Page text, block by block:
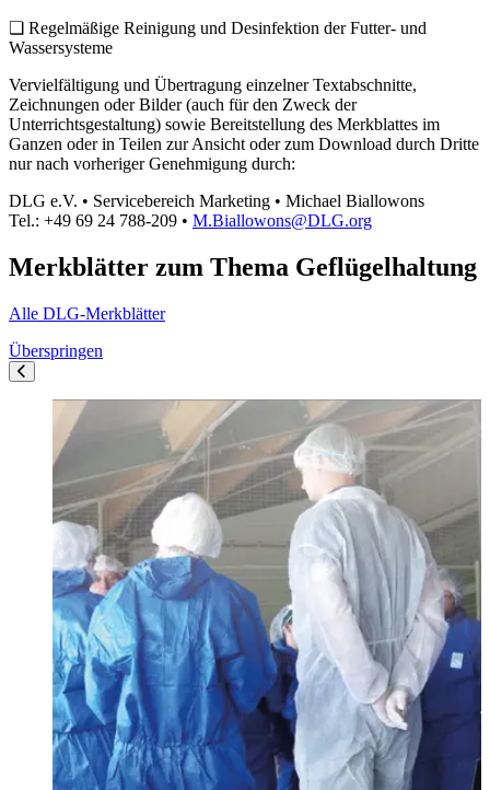
❏ Regelmäßige Reinigung und Desinfektion der Futter- und
Wassersysteme
Vervielfältigung und Übertragung einzelner Textabschnitte,
Zeichnungen oder Bilder (auch für den Zweck der
Unterrichtsgestaltung) sowie Bereitstellung des Merkblattes im
Ganzen oder in Teilen zur Ansicht oder zum Download durch Dritte
nur nach vorheriger Genehmigung durch:
DLG e.V. • Servicebereich Marketing • Michael Biallowons
Tel.: +49 69 24 788-209 • M.Biallowons@DLG.org
Merkblätter zum Thema Geflügelhaltung
Alle DLG-Merkblätter
Überspringen